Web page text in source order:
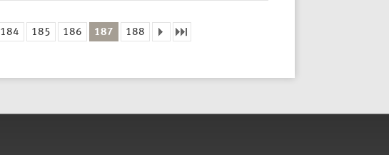
184 185 186 187 188